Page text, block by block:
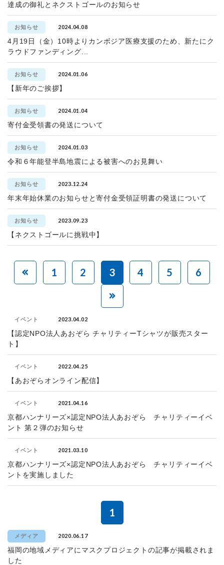
達成の御礼とネクストゴールのお知らせ
お知らせ 2024.04.08
4月19日（金）10時よりカンボジア医療支援のため、新たにク
ラウドファンディング...
お知らせ 2024.01.06
【新年のご挨拶】
お知らせ 2024.01.04
寄付金受領書の発送について
お知らせ 2024.01.03
令和６年能登半島地震による被害へのお見舞い
お知らせ 2023.12.24
年末年始休業のお知らせと寄付金受領証明書の発送について
お知らせ 2023.09.23
【ネクストゴールに挑戦中】
1 2 3 4 5 6
イベント 2023.04.02
【認定NPO法人あおぞら チャリティーTシャツが販売スター
ト】
イベント 2022.04.25
【あおぞらオンライン配信】
イベント 2021.04.16
京都ハンナリーズ×認定NPO法人あおぞら チャリティーイベ
ント 第２弾のお知らせ
イベント 2021.03.10
京都ハンナリーズ×認定NPO法人あおぞら チャリティーイベ
ントを実施しました
1
メディア 2020.06.17
福岡の地域メディアにマスクプロジェクトの記事が掲載されま
した